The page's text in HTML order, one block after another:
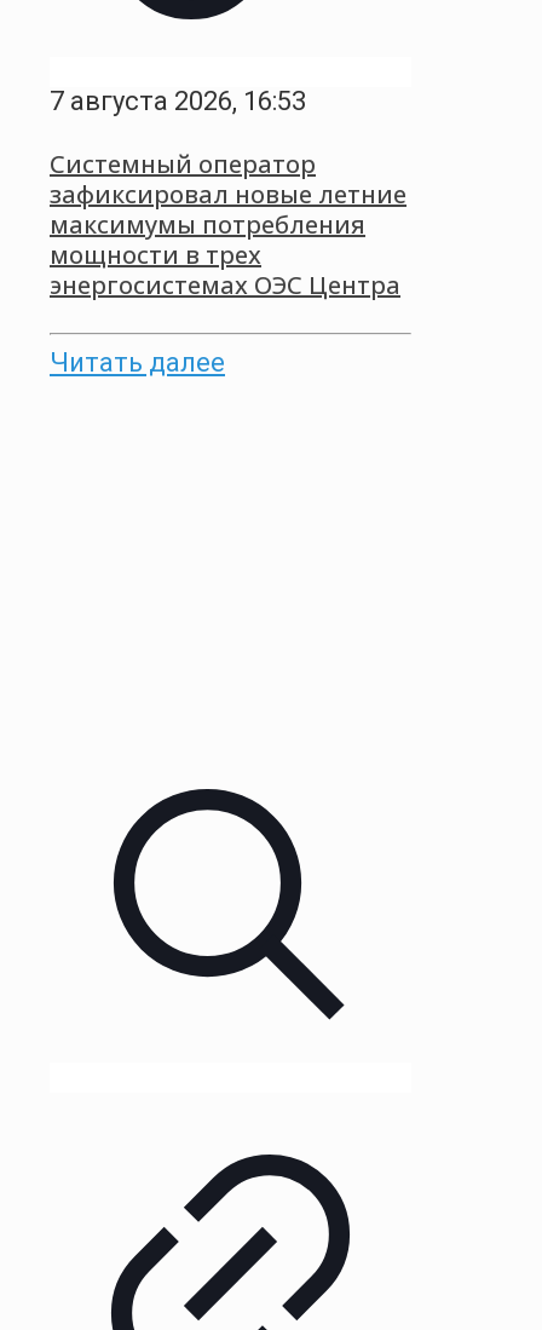
7 августа 2026, 16:53
Системный оператор
зафиксировал новые летние
максимумы потребления
мощности в трех
энергосистемах ОЭС Центра
Читать далее